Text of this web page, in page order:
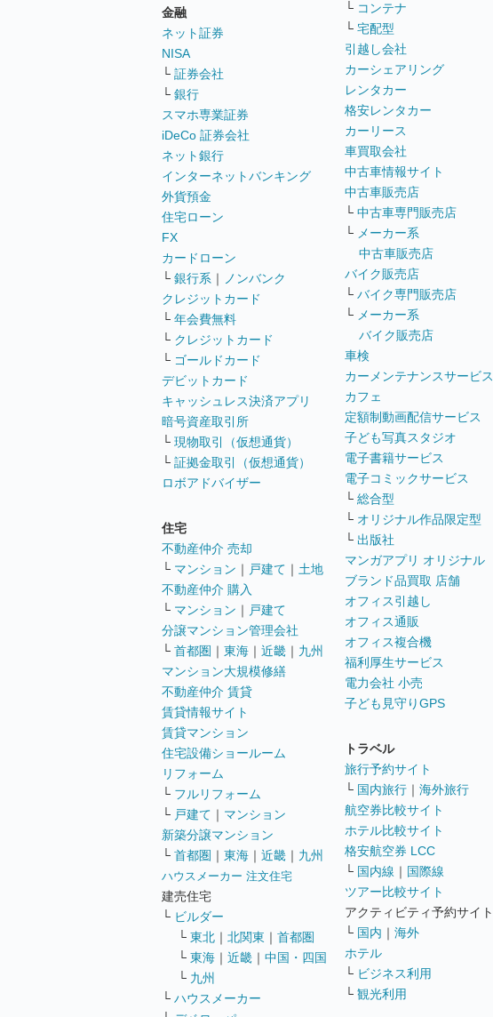
金融
ネット証券
NISA
└ 証券会社
└ 銀行
スマホ専業証券
iDeCo 証券会社
ネット銀行
インターネットバンキング
外貨預金
住宅ローン
FX
カードローン
└ 銀行系 ｜
ノンバンク
クレジットカード
└ 年会費無料
└ クレジットカード
└ ゴールドカード
デビットカード
キャッシュレス決済アプリ
暗号資産取引所
└ 現物取引（仮想通貨）
└ 証拠金取引（仮想通貨）
ロボアドバイザー
住宅
不動産仲介 売却
└ マンション ｜ 戸建て ｜ 土地
不動産仲介 購入
└ マンション ｜ 戸建て
分譲マンション管理会社
└ 首都圏 ｜ 東海 ｜ 近畿 ｜ 九州
マンション大規模修繕
不動産仲介 賃貸
賃貸情報サイト
賃貸マンション
住宅設備ショールーム
リフォーム
└ フルリフォーム
└ 戸建て ｜ マンション
新築分譲マンション
└ 首都圏 ｜ 東海 ｜ 近畿 ｜ 九州
ハウスメーカー 注文住宅
建売住宅
└ ビルダー
└ 東北 ｜ 北関東 ｜ 首都圏
└ 東海 ｜ 近畿 ｜ 中国・四国
└ 九州
└ ハウスメーカー
└ コンテナ
└ 宅配型
引越し会社
カーシェアリング
レンタカー
格安レンタカー
カーリース
車買取会社
中古車情報サイト
中古車販売店
└ 中古車専門販売店
└ メーカー系
中古車販売店
バイク販売店
└ バイク専門販売店
└ メーカー系
バイク販売店
車検
カーメンテナンスサービス
カフェ
定額制動画配信サービス
子ども写真スタジオ
電子書籍サービス
電子コミックサービス
└ 総合型
└ オリジナル作品限定型
└ 出版社
マンガアプリ オリジナル
ブランド品買取 店舗
オフィス引越し
オフィス通販
オフィス複合機
福利厚生サービス
電力会社 小売
子ども見守りGPS
トラベル
旅行予約サイト
└ 国内旅行 ｜ 海外旅行
航空券比較サイト
ホテル比較サイト
格安航空券 LCC
└ 国内線 ｜ 国際線
ツアー比較サイト
アクティビティ予約サイト
└ 国内 ｜ 海外
ホテル
└ ビジネス利用
└ 観光利用